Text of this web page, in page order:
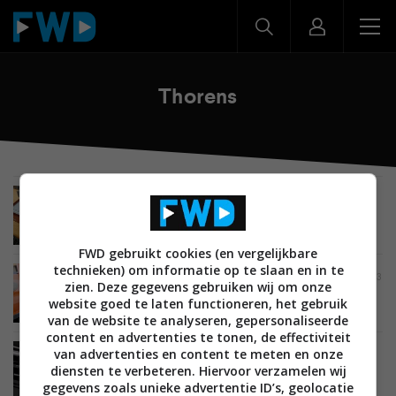
Thorens
AUDIO BRONNEN EN SPELERS
Review: Thorens TD 1600 met TP 160 – Upgrade
met grote impact
REVIEWS AUDIO BRONNEN EN SPELERS 09 SEPTEMBER 2023
Review: Thorens TD 204 – Flexibel met een neus
voor detail
MUSIC EMOTION AUDIO
BRONNEN EN SPELERS
03 NOVEMBER 2022
Review: Thorens TD 1500 platenspeler – een
FWD gebruikt cookies (en vergelijkbare
technieken) om informatie op te slaan en in te
zien. Deze gegevens gebruiken wij om onze
website goed te laten functioneren, het gebruik
van de website te analyseren, gepersonaliseerde
content en advertenties te tonen, de effectiviteit
van advertenties en content te meten en onze
diensten te verbeteren. Hiervoor verzamelen wij
gegevens zoals unieke advertentie ID’s, geolocatie